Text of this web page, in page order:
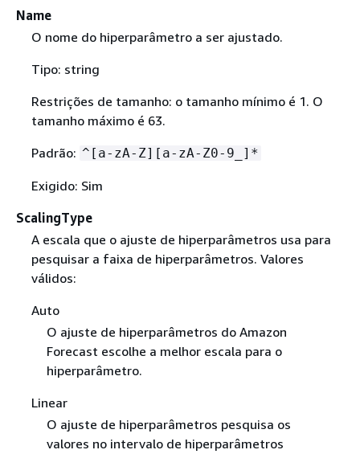
Name
O nome do hiperparâmetro a ser ajustado.
Tipo: string
Restrições de tamanho: o tamanho mínimo é 1. O
tamanho máximo é 63.
Padrão: ^[a-zA-Z][a-zA-Z0-9_]*
Exigido: Sim
ScalingType
A escala que o ajuste de hiperparâmetros usa para
pesquisar a faixa de hiperparâmetros. Valores
válidos:
Auto
O ajuste de hiperparâmetros do Amazon
Forecast escolhe a melhor escala para o
hiperparâmetro.
Linear
O ajuste de hiperparâmetros pesquisa os
valores no intervalo de hiperparâmetros